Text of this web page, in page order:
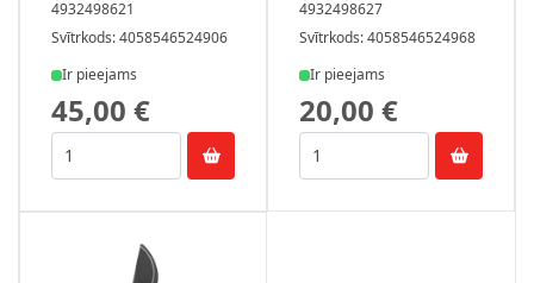
4932498621
Svītrkods: 4058546524906
Ir pieejams
45,00 €
4932498627
Svītrkods: 4058546524968
Ir pieejams
20,00 €